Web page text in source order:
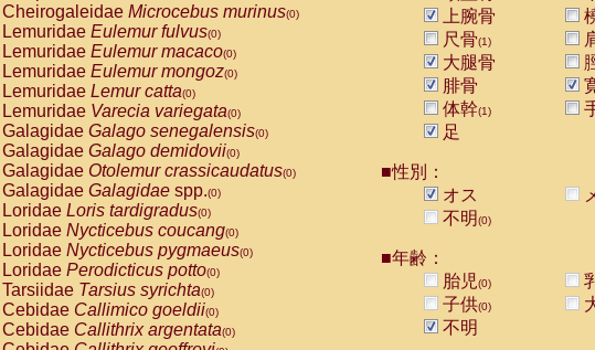
Cheirogaleidae Microcebus murinus(0)
Lemuridae Eulemur fulvus(0)
Lemuridae Eulemur macaco(0)
Lemuridae Eulemur mongoz(0)
Lemuridae Lemur catta(0)
Lemuridae Varecia variegata(0)
Galagidae Galago senegalensis(0)
Galagidae Galago demidovii(0)
Galagidae Otolemur crassicaudatus(0)
Galagidae Galagidae spp.(0)
Loridae Loris tardigradus(0)
Loridae Nycticebus coucang(0)
Loridae Nycticebus pygmaeus(0)
Loridae Perodicticus potto(0)
Tarsiidae Tarsius syrichta(0)
Cebidae Callimico goeldii(0)
Cebidae Callithrix argentata(0)
上腕骨
尺骨(1)
大腿骨
腓骨
体幹(1)
足
■性別：
オス
不明(0)
■年齢：
胎児(0)
子供(0)
不明